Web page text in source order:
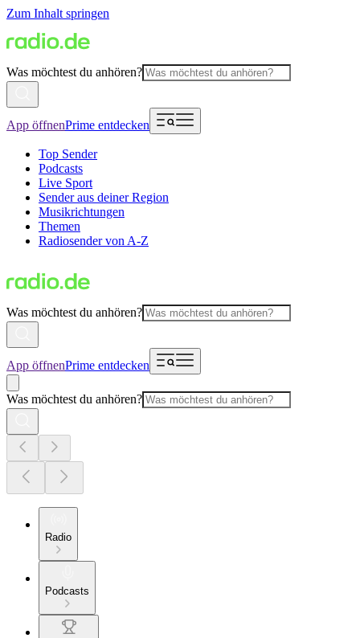
Zum Inhalt springen
Was möchtest du anhören?
App öffnenPrime entdecken
Top Sender
Podcasts
Live Sport
Sender aus deiner Region
Musikrichtungen
Themen
Radiosender von A-Z
Was möchtest du anhören?
App öffnenPrime entdecken
Was möchtest du anhören?
Radio
Podcasts